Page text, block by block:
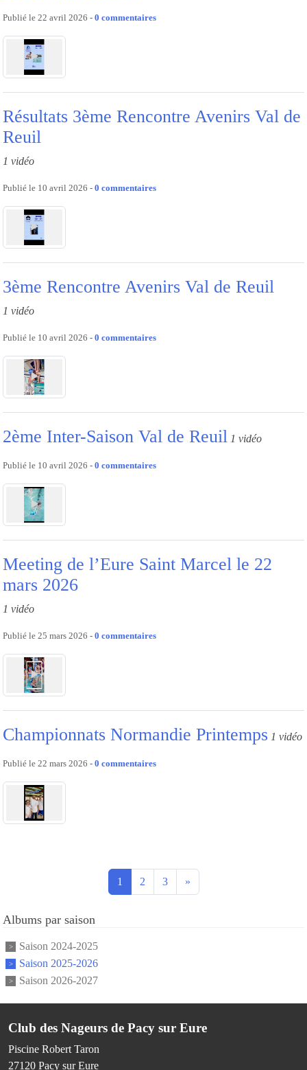
Publié le 22 avril 2026 - 0 commentaires
Résultats 3ème Rencontre Avenirs Val de
Reuil
1 vidéo
Publié le 10 avril 2026 - 0 commentaires
3ème Rencontre Avenirs Val de Reuil
1 vidéo
Publié le 10 avril 2026 - 0 commentaires
2ème Inter-Saison Val de Reuil 1 vidéo
Publié le 10 avril 2026 - 0 commentaires
Meeting de l’Eure Saint Marcel le 22
mars 2026
1 vidéo
Publié le 25 mars 2026 - 0 commentaires
Championnats Normandie Printemps 1 vidéo
Publié le 22 mars 2026 - 0 commentaires
1 2 3 »
Albums par saison
Saison 2024-2025
Saison 2025-2026
Saison 2026-2027
Club des Nageurs de Pacy sur Eure
Piscine Robert Taron
27120 Pacy sur Eure